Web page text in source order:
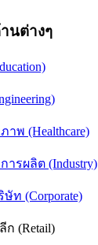
นต่างๆ
พ (Healthcare)
รผลิต (Industry)
ท (Corporate)
(Retail)